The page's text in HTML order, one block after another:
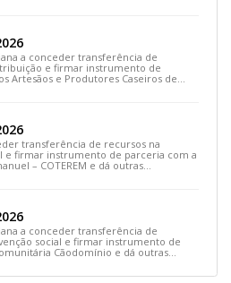
a conceder transferência de
e firmar instrumento de
Artesãos e Produtores Caseiros de
transferência de recursos na
e firmar instrumento de parceria com a
– COTEREM e dá outras
a conceder transferência de
social e firmar instrumento de
Cãodomínio e dá outras